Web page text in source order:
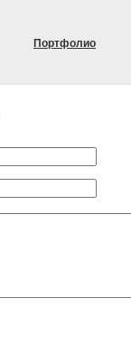
Портфолио